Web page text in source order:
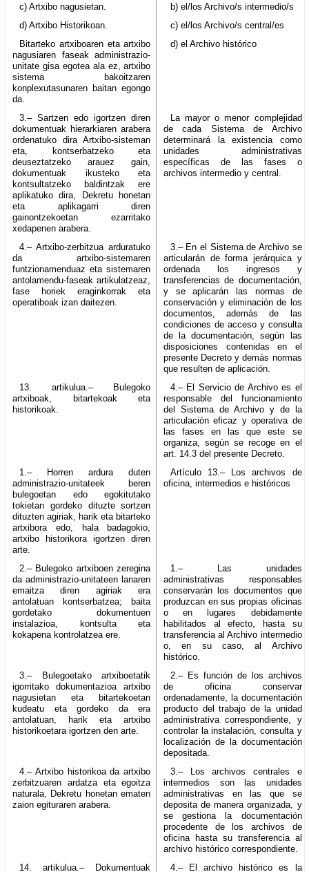
c) Artxibo nagusietan.
b) el/los Archivo/s intermedio/s
d) Artxibo Historikoan.
c) el/los Archivo/s central/es
Bitarteko artxiboaren eta artxibo
nagusiaren faseak administrazio-
unitate gisa egotea ala ez, artxibo
sistema bakoitzaren
konplexutasunaren baitan egongo
da.
d) el Archivo histórico
3.– Sartzen edo igortzen diren
dokumentuak hierarkiaren arabera
ordenatuko dira Artxibo-sisteman
eta, kontserbatzeko eta
deuseztatzeko arauez gain,
dokumentuak ikusteko eta
kontsultatzeko baldintzak ere
aplikatuko dira, Dekretu honetan
eta aplikagarri diren
gainontzekoetan ezarritako
xedapenen arabera.
La mayor o menor complejidad
de cada Sistema de Archivo
determinará la existencia como
unidades administrativas
específicas de las fases o
archivos intermedio y central.
4.– Artxibo-zerbitzua arduratuko
da artxibo-sistemaren
funtzionamenduaz eta sistemaren
antolamendu-faseak artikulatzeaz,
fase horiek eraginkorrak eta
operatiboak izan daitezen.
3.– En el Sistema de Archivo se
articularán de forma jerárquica y
ordenada los ingresos y
transferencias de documentación,
y se aplicarán las normas de
conservación y eliminación de los
documentos, además de las
condiciones de acceso y consulta
de la documentación, según las
disposiciones contenidas en el
presente Decreto y demás normas
que resulten de aplicación.
13. artikulua.– Bulegoko
artxiboak, bitartekoak eta
historikoak.
4.– El Servicio de Archivo es el
responsable del funcionamiento
del Sistema de Archivo y de la
articulación eficaz y operativa de
las fases en las que este se
organiza, según se recoge en el
art. 14.3 del presente Decreto.
1.– Horren ardura duten
administrazio-unitateek beren
bulegoetan edo egokitutako
tokietan gordeko dituzte sortzen
dituzten agiriak, harik eta bitarteko
artxibora edo, hala badagokio,
artxibo historikora igortzen diren
arte.
Artículo 13.– Los archivos de
oficina, intermedios e históricos
2.– Bulegoko artxiboen zeregina
da administrazio-unitateen lanaren
emaitza diren agiriak era
antolatuan kontserbatzea; baita
gordetako dokumentuen
instalazioa, kontsulta eta
kokapena kontrolatzea ere.
1.– Las unidades
administrativas responsables
conservarán los documentos que
produzcan en sus propias oficinas
o en lugares debidamente
habilitados al efecto, hasta su
transferencia al Archivo intermedio
o, en su caso, al Archivo
histórico.
3.– Bulegoetako artxiboetatik
igorritako dokumentazioa artxibo
nagusietan eta bitartekoetan
kudeatu eta gordeko da era
antolatuan, harik eta artxibo
historikoetara igortzen den arte.
2.– Es función de los archivos
de oficina conservar
ordenadamente, la documentación
producto del trabajo de la unidad
administrativa correspondiente, y
controlar la instalación, consulta y
localización de la documentación
depositada.
4.– Artxibo historikoa da artxibo
zerbitzuaren ardatza eta egoitza
naturala, Dekretu honetan ematen
zaion egituraren arabera.
3.– Los archivos centrales e
intermedios son las unidades
administrativas en las que se
deposita de manera organizada, y
se gestiona la documentación
procedente de los archivos de
oficina hasta su transferencia al
archivo histórico correspondiente.
14. artikulua.– Dokumentuak
4.– El archivo histórico es la